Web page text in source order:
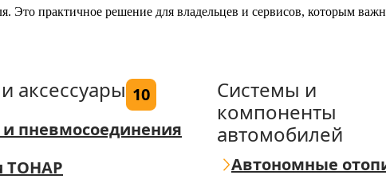
Это практичное решение для владельцев и сервисов, которым
аксессуары 10
пневмосоединения
ТОНАР
Системы и
компоненты
автомобилей
Автономные